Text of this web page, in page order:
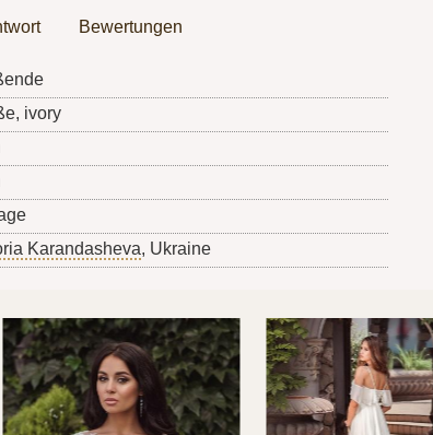
Bewertungen
ivory
Karandasheva, Ukraine